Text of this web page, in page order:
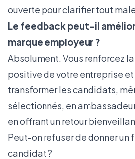
ouverte pour clarifier tout
Le feedback peut-il
marque employeur ?
Absolument. Vous renforcez
positive de votre entreprise et
transformer les candidats,
sélectionnés, en
en offrant un retour
Peut-on refuser de donner un
candidat ?